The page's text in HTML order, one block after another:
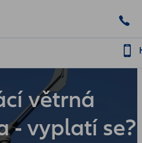
větrná
- vyplatí se?